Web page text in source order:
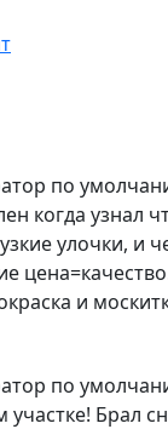
по
когда узнал
улочки, и
и
по
Брал